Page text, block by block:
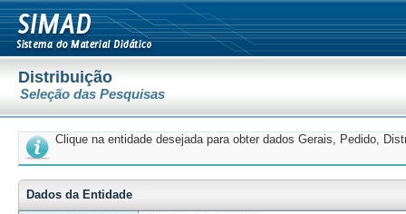
Distribuição
Seleção das Pesquisas
Clique na entidade desejada para obter dados Gerais, Pedido,
Dados da Entidade